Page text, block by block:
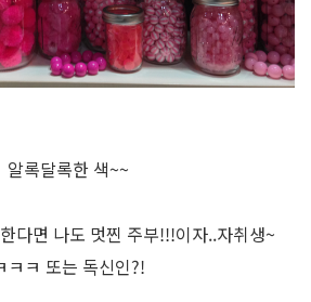
알록달록한 색~~
다면 나도 멋찐 주부!!!이자..자취생~
ㅋㅋ 또는 독신인?!